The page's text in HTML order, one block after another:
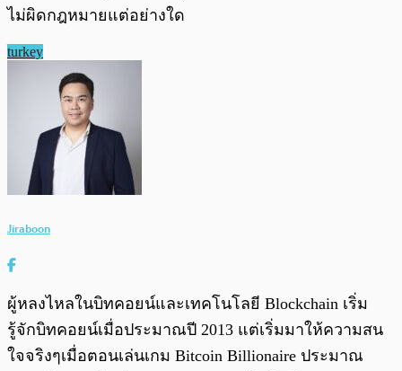
ไม่ผิดกฎหมายแต่อย่างใด
turkey
Jiraboon
ผู้หลงไหลในบิทคอยน์และเทคโนโลยี Blockchain เริ่ม
รู้จักบิทคอยน์เมื่อประมาณปี 2013 แต่เริ่มมาให้ความสน
ใจจริงๆเมื่อตอนเล่นเกม Bitcoin Billionaire ประมาณ